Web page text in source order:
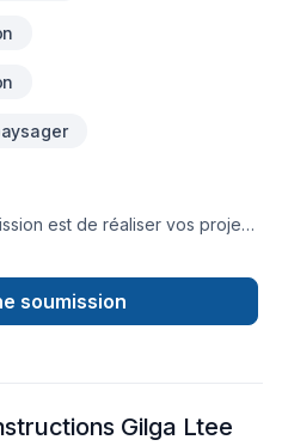
est de réaliser vos projets
aspirations.
soumission
Gilga Ltee